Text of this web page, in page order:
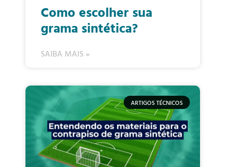
Como escolher sua
grama sintética?
SAIBA MAIS »
ARTIGOS TÉCNICOS